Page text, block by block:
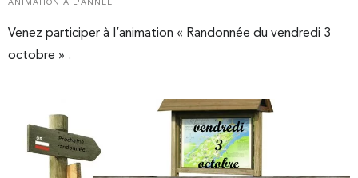
ANIMATION À L'ANNÉE
Venez participer à l’animation « Randonnée du vendredi 3
octobre » .